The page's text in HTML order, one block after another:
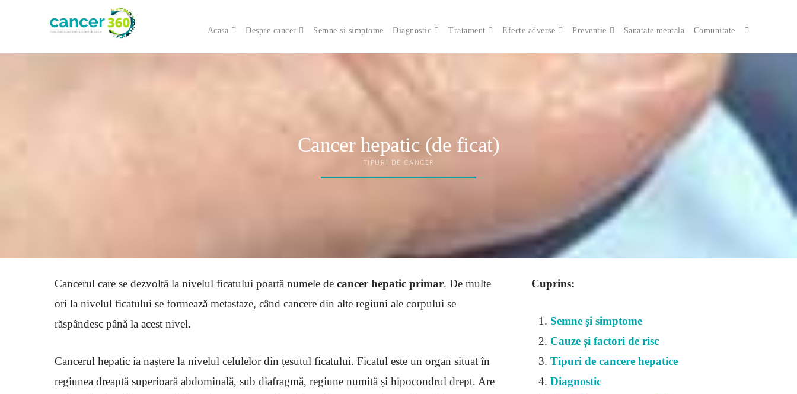
Acasa Despre cancer Semne si simptome Diagnostic Tratament Efecte adverse Preventie Sanatate mentala Comunitate
Cancer hepatic (de ficat)
TIPURI DE CANCER
Cancerul care se dezvoltă la nivelul ficatului poartă numele decancer hepatic primar. De multe
ori la nivelul ficatului se formează metastaze, când cancere din alte regiuni ale corpului se
răspândesc până la acest nivel.
Cancerul hepatic ia naștere la nivelul celulelor din țesutul ficatului. Ficatul este un organ situat în
regiunea dreaptă superioară abdominală, sub diafragmă, regiune numită și hipocondrul drept. Are
Cuprins:
Semne şi simptome
Cauze și factori de risc
Tipuri de cancere hepatice
Diagnostic